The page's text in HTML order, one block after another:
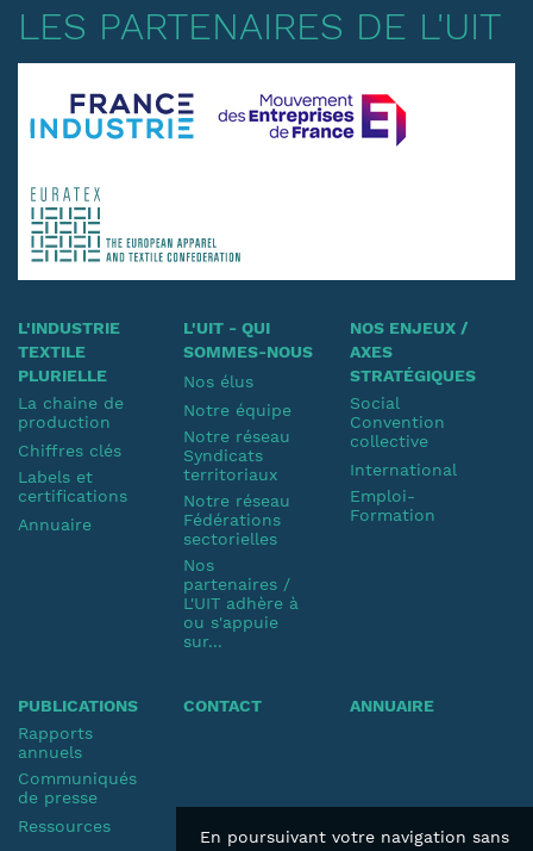
LES PARTENAIRES DE L'UIT
L'INDUSTRIE
TEXTILE
PLURIELLE
La chaine de
production
Chiffres clés
Labels et
certifications
Annuaire
L'UIT - QUI
SOMMES-NOUS
Nos élus
Notre équipe
Notre réseau
Syndicats
territoriaux
Notre réseau
Fédérations
sectorielles
Nos
partenaires /
L'UIT adhère à
ou s'appuie
sur...
NOS ENJEUX /
AXES
STRATÉGIQUES
Social
Convention
collective
International
Emploi-
Formation
PUBLICATIONS
Rapports
annuels
Communiqués
de presse
Ressources
CONTACT ANNUAIRE
En poursuivant votre navigation sans